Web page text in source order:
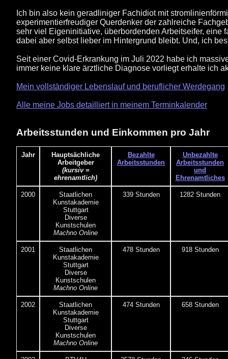
Ich bin also kein geradliniger Fachidiot mit
experimentierfreudiger Querdenker der zahlreiche
sehr viel Eigeninitiative, überbordenden Arbeitseifer, eine
dabei aber selbst lieber im Hintergrund bleibt. Und, ich
Seit einer Covid-Erkrankung im Juli 2022 habe ich
immer keine klare ärztliche Diagnose vorliegt erhalte ich
Mein vollständiger Lebenslauf und beruflicher Werdegang
Alle meine Jobs detailliert in meinem Terminkalender
Arbeitsstunden und Einkommen pro Jahr
Jahr
Hauptsächliche
Arbeitgeber
(kursiv =
ehrenamtlich)
Bezahlte
Arbeitsstunden
Unbezahlte
Arbeitsstunden
und
Ehrenamtliches
2000
Staatlichen
Kunstakademie
Stuttgart
Diverse
Kunstschulen
Machno Online
339 Stunden 1282 Stunden
2001
Staatlichen
Kunstakademie
Stuttgart
Diverse
Kunstschulen
Machno Online
478 Stunden 918 Stunden
2002
Staatlichen
Kunstakademie
Stuttgart
Diverse
Kunstschulen
Machno Online
474 Stunden 658 Stunden